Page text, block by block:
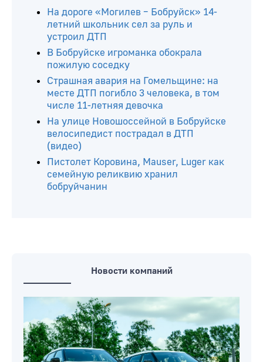
На дороге «Могилев – Бобруйск» 14-
летний школьник сел за руль и
устроил ДТП
В Бобруйске игроманка обокрала
пожилую соседку
Страшная авария на Гомельщине: на
месте ДТП погибло 3 человека, в том
числе 11-летняя девочка
На улице Новошоссейной в Бобруйске
велосипедист пострадал в ДТП
(видео)
Пистолет Коровина, Mauser, Luger как
семейную реликвию хранил
бобруйчанин
Новости компаний